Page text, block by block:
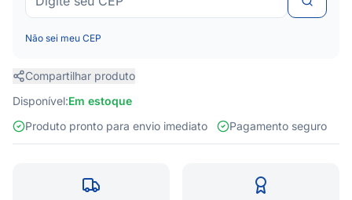
Não sei meu CEP
Compartilhar produto
Disponível:Em estoque
Produto pronto para envio imediato
Pagamento seguro